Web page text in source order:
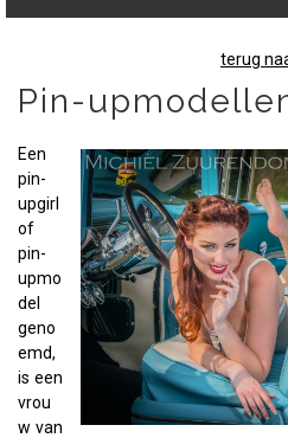
terug
Pin-
Een
pin-
upgirl
of
pin-
upmo
del
geno
emd,
is een
vrou
w van